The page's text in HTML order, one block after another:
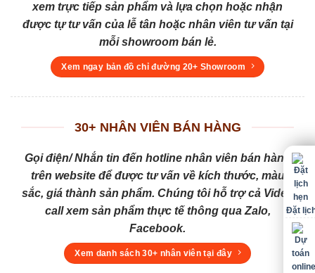
xem trực tiếp sản phẩm và lựa chọn hoặc nhận
được tự tư vấn của lễ tân hoặc nhân viên tư vấn tại
mỗi showroom bán lẻ.
Xem ngay bản đồ chỉ đường 20+ Showroom
30+ NHÂN VIÊN BÁN HÀNG
Gọi điện/ Nhắn tin đến hotline nhân viên bán hàng
trên website để được tư vấn về kích thước, màu
sắc, giá thành sản phẩm. Chúng tôi hỗ trợ cả Video
call xem sản phẩm thực tế thông qua Zalo,
Facebook.
Xem danh sách 30+ nhân viên tại đây
Đặt